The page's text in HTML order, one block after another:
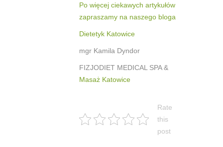
Po więcej ciekawych artykułów
zapraszamy na naszego bloga
Dietetyk Katowice
mgr Kamila Dyndor
FIZJODIET MEDICAL SPA &
Masaż Katowice
Rate
this
post